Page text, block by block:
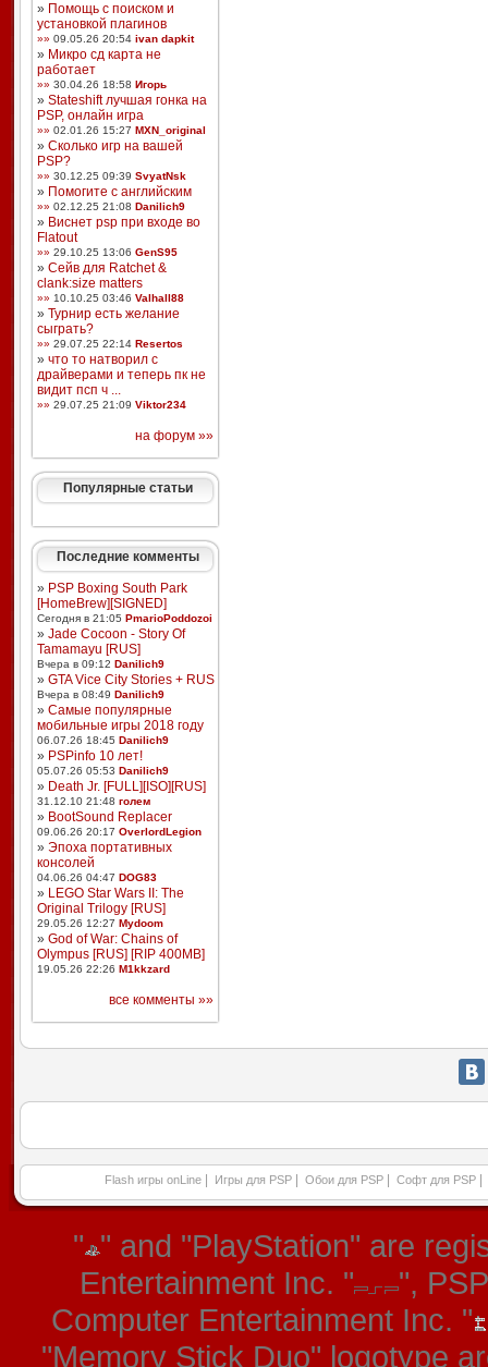
» Помощь с поиском и
установкой плагинов
»» 09.05.26 20:54 ivan dapkit
» Микро сд карта не
работает
»» 30.04.26 18:58 Игорь
» Stateshift лучшая гонка на
PSP, онлайн игра
»» 02.01.26 15:27 MXN_original
» Сколько игр на вашей
PSP?
»» 30.12.25 09:39 SvyatNsk
» Помогите с английским
»» 02.12.25 21:08 Danilich9
» Виснет psp при входе во
Flatout
»» 29.10.25 13:06 GenS95
» Сейв для Ratchet &
clank:size matters
»» 10.10.25 03:46 Valhall88
» Турнир есть желание
сыграть?
»» 29.07.25 22:14 Resertos
» что то натворил с
драйверами и теперь пк не
видит псп ч ...
»» 29.07.25 21:09 Viktor234
на форум »»
Популярные статьи
Последние комменты
» PSP Boxing South Park
[HomeBrew][SIGNED]
Сегодня в 21:05 PmarioPoddozoi
» Jade Cocoon - Story Of
Tamamayu [RUS]
Вчера в 09:12 Danilich9
» GTA Vice City Stories + RUS
Вчера в 08:49 Danilich9
» Самые популярные
мобильные игры 2018 году
06.07.26 18:45 Danilich9
» PSPinfo 10 лет!
05.07.26 05:53 Danilich9
» Death Jr. [FULL][ISO][RUS]
31.12.10 21:48 голем
» BootSound Replacer
09.06.26 20:17 OverlordLegion
» Эпоха портативных
консолей
04.06.26 04:47 DOG83
» LEGO Star Wars II: The
Original Trilogy [RUS]
29.05.26 12:27 Mydoom
» God of War: Chains of
Olympus [RUS] [RIP 400MB]
19.05.26 22:26 M1kkzard
все комменты »»
Flash игры onLine Игры для PSP Обои для PSP Софт для PSP
" " and "PlayStation" are
Entertainment Inc. "
",
Computer Entertainment Inc. "
"Memory Stick Duo" logotype